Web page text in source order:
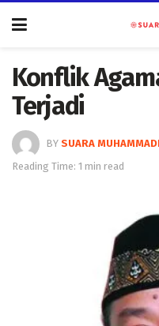
Konflik
Terjadi
BY SUARA
Reading Time: 1 min read